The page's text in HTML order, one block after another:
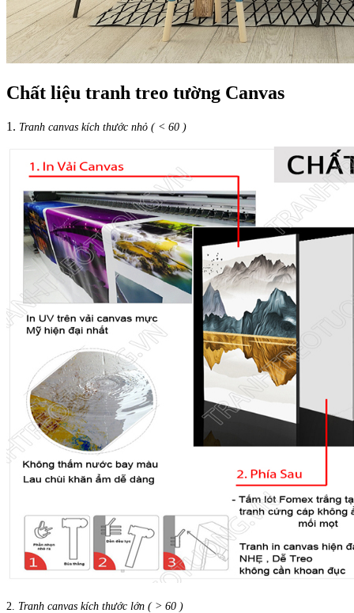
Chất liệu tranh treo tường Canvas
1. Tranh canvas kích thước nhỏ ( < 60 )
2. Tranh canvas kích thước lớn ( > 60 )